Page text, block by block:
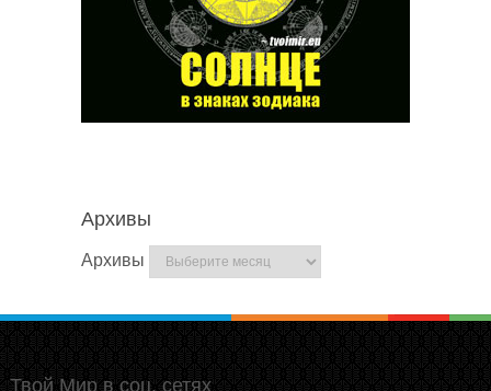
Архивы
Архивы
Твой Мир в соц. сетях